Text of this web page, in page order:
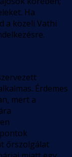
Ha
a közeli Vathi
Érdemes
mert a
őrszolgálat